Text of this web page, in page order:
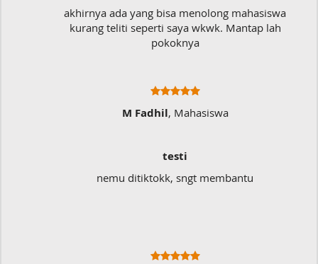
akhirnya ada yang bisa menolong mahasiswa
kurang teliti seperti saya wkwk. Mantap lah
pokoknya
M Fadhil, Mahasiswa
testi
nemu ditiktokk, sngt membantu